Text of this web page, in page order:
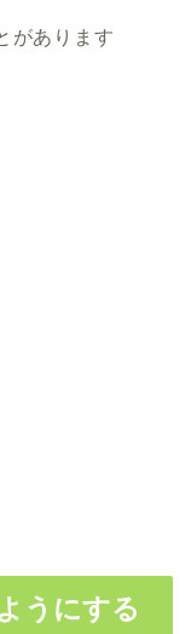
があります
うにする